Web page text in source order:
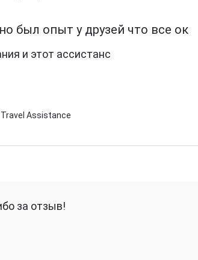
был опыт у друзей что все ок
и этот ассистанс
Travel Assistance
за отзыв!